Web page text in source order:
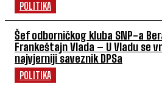
POLITIKA
Šef odborničkog kluba SNP-a
Frankeštajn Vlada – U Vladu se
najvjerniji saveznik DPSa
POLITIKA